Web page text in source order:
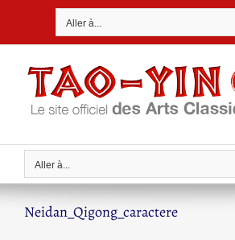
Aller à...
Aller à...
Neidan_Qigong_caractere